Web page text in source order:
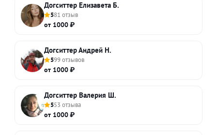
Догситтер Елизавета Б.
581 отзыв
от 1000 ₽
Догситтер Андрей Н.
599 отзывов
от 1000 ₽
Догситтер Валерия Ш.
553 отзыва
от 1000 ₽